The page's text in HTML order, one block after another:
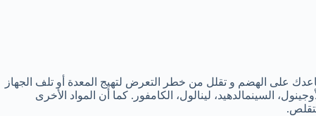
على الهضم و تقلل من خطر التعرض لتهيج المعدة أو تلف الجهاز
السينمالدهيد، لينالول، الكامفور. كما أن المواد الأخرى